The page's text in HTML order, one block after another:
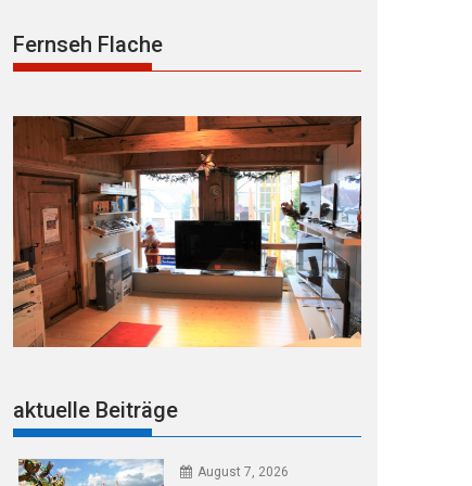
Fernseh Flache
aktuelle Beiträge
August 7, 2026